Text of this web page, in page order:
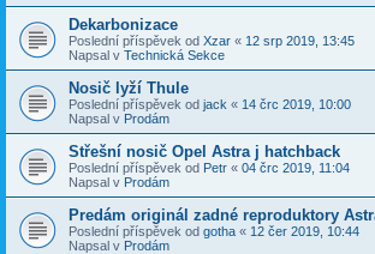
Dekarbonizace
Poslední příspěvek od Xzar « 12 srp 2019, 13:45
Napsal v Technická Sekce
Nosič lyží Thule
Poslední příspěvek od jack « 14 črc 2019, 10:00
Napsal v Prodám
Střešní nosič Opel Astra j hatchback
Poslední příspěvek od Petr « 04 črc 2019, 11:04
Napsal v Prodám
Predám originál zadné reproduktory
Poslední příspěvek od gotha « 12 čer 2019, 10:44
Napsal v Prodám